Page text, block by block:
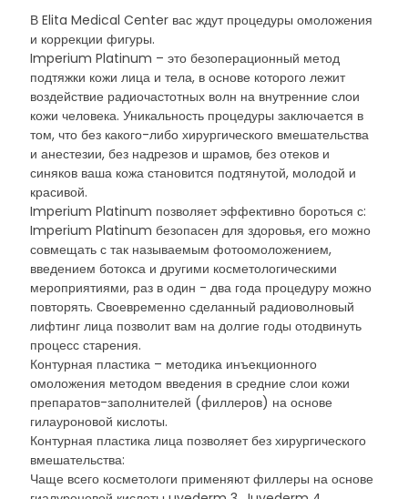
В Elita Medical Center вас ждут процедуры омоложения
и коррекции фигуры.
Imperium Platinum – это безоперационный метод
подтяжки кожи лица и тела, в основе которого лежит
воздействие радиочастотных волн на внутренние слои
кожи человека. Уникальность процедуры заключается в
том, что без какого-либо хирургического вмешательства
и анестезии, без надрезов и шрамов, без отеков и
синяков ваша кожа становится подтянутой, молодой и
красивой.
Imperium Platinum позволяет эффективно бороться с:
Imperium Platinum безопасен для здоровья, его можно
совмещать с так называемым фотоомоложением,
введением ботокса и другими косметологическими
мероприятиями, раз в один - два года процедуру можно
повторять. Своевременно сделанный радиоволновый
лифтинг лица позволит вам на долгие годы отодвинуть
процесс старения.
Контурная пластика – методика инъекционного
омоложения методом введения в средние слои кожи
препаратов-заполнителей (филлеров) на основе
гилауроновой кислоты.
Контурная пластика лица позволяет без хирургического
вмешательства:
Чаще всего косметологи применяют филлеры на основе